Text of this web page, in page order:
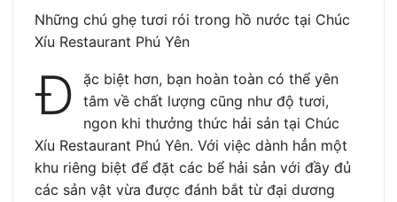
Những chú ghẹ tươi rói trong hồ nước tại Chúc
Xíu Restaurant Phú Yên
Đ
ặc biệt hơn, bạn hoàn toàn có thể yên
tâm về chất lượng cũng như độ tươi,
ngon khi thưởng thức hải sản tại Chúc
Xíu Restaurant Phú Yên. Với việc dành hẳn một
khu riêng biệt để đặt các bể hải sản với đầy đủ
các sản vật vừa được đánh bắt từ đại dương